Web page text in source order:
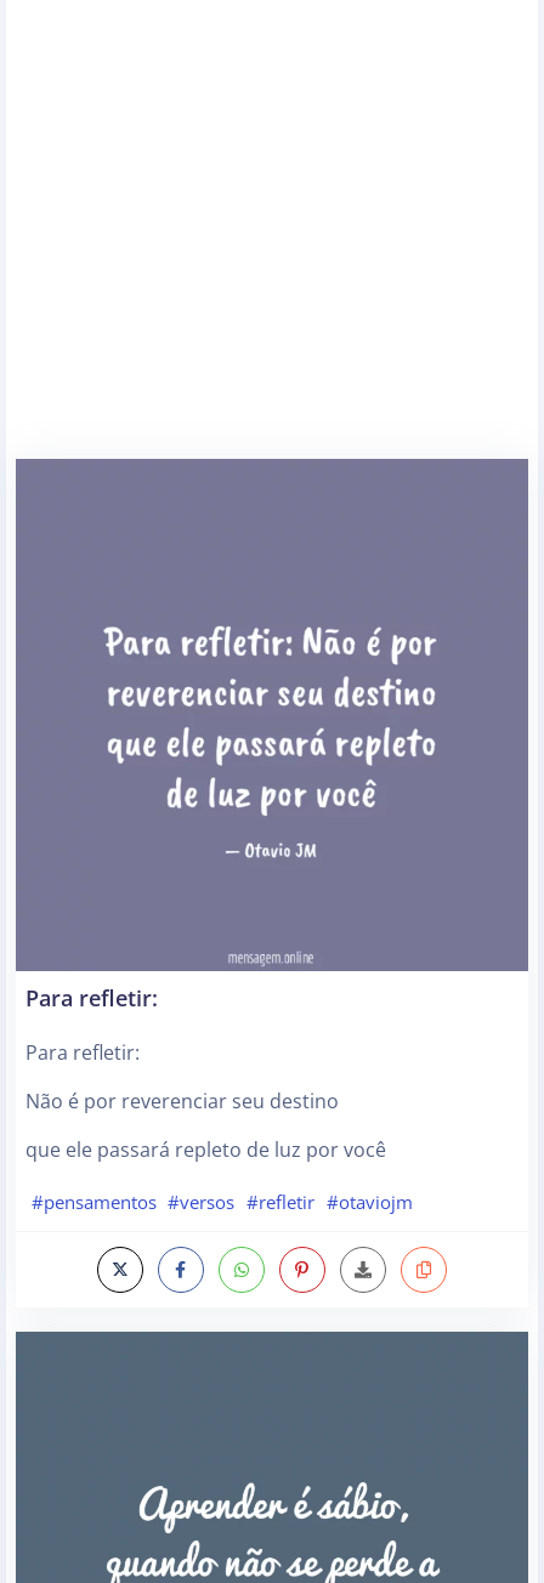
Para refletir:
Para refletir:
Não é por reverenciar seu destino
que ele passará repleto de luz por você
#pensamentos #versos #refletir #otaviojm